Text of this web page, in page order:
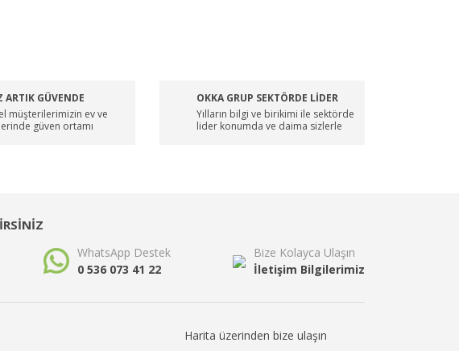
ARTIK GÜVENDE
müşterilerimizin ev ve
güven ortamı
OKKA GRUP SEKTÖRDE LİDER
Yılların bilgi ve birikimi ile sektörde
lider konumda ve daima sizlerle
WhatsApp Destek
0 536 073 41 22
Bize Kolayca Ulaşın
İletişim Bilgilerimiz
Harita üzerinden bize ulaşın